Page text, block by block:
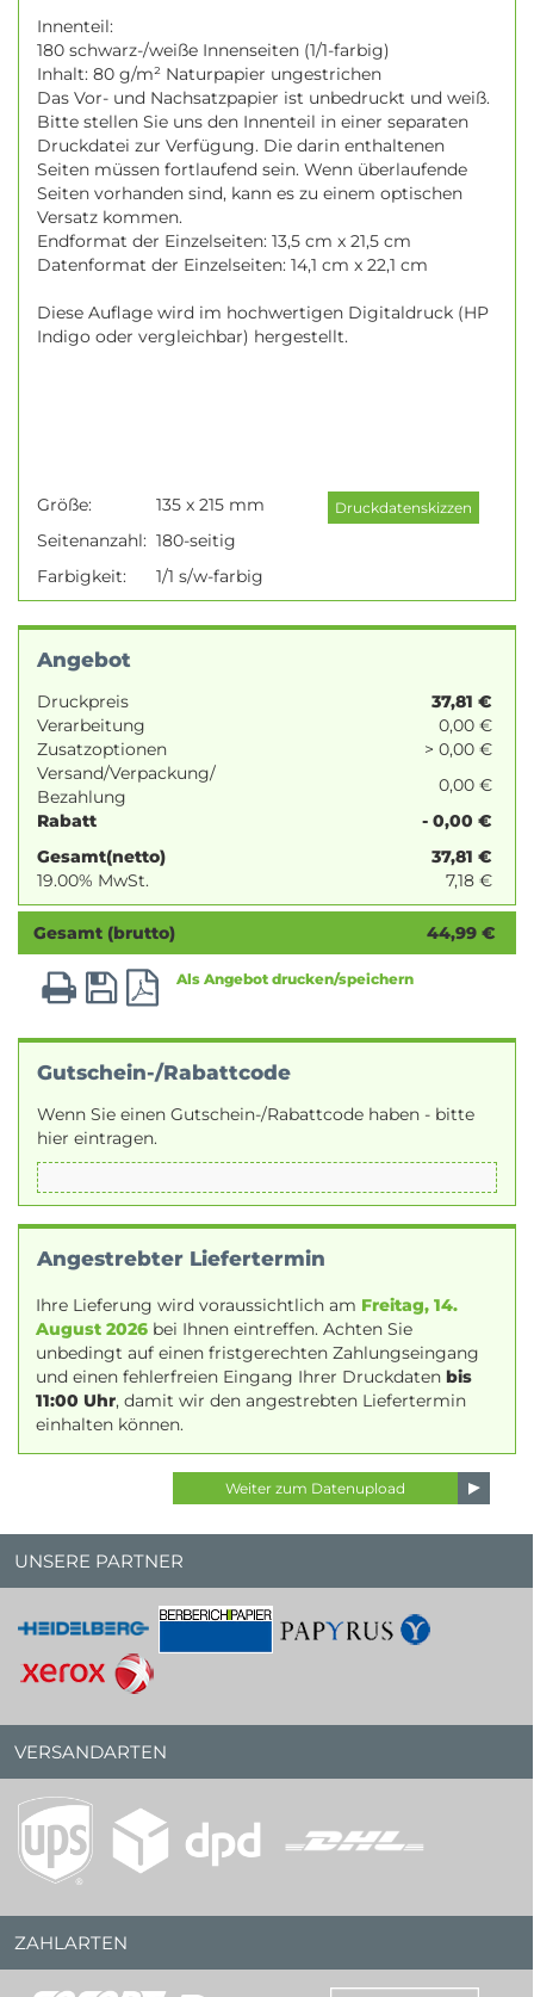
Innenteil:
180 schwarz-/weiße Innenseiten (1/1-farbig)
Inhalt: 80 g/m² Naturpapier ungestrichen
Das Vor- und Nachsatzpapier ist unbedruckt und weiß.
Bitte stellen Sie uns den Innenteil in einer separaten
Druckdatei zur Verfügung. Die darin enthaltenen
Seiten müssen fortlaufend sein. Wenn überlaufende
Seiten vorhanden sind, kann es zu einem optischen
Versatz kommen.
Endformat der Einzelseiten: 13,5 cm x 21,5 cm
Datenformat der Einzelseiten: 14,1 cm x 22,1 cm
Diese Auflage wird im hochwertigen Digitaldruck (HP
Indigo oder vergleichbar) hergestellt.
Größe:
135 x 215 mm
Seitenanzahl: 180-seitig
Farbigkeit:
1/1 s/w-farbig
Angebot
Druckpreis 37,81 €
Verarbeitung
0,00 €
Zusatzoptionen
> 0,00 €
Versand/Verpackung/
Bezahlung
0,00 €
Rabatt
- 0,00 €
Gesamt(netto)
37,81 €
19.00% MwSt.
7,18 €
Gesamt (brutto) 44,99 €
Als Angebot drucken/speichern
Gutschein-/Rabattcode
Wenn Sie einen Gutschein-/Rabattcode haben - bitte
hier eintragen.
Angestrebter Liefertermin
Ihre Lieferung wird voraussichtlich am Freitag, 14.
August 2026 bei Ihnen eintreffen. Achten Sie
unbedingt auf einen fristgerechten Zahlungseingang
und einen fehlerfreien Eingang Ihrer Druckdaten bis
11:00 Uhr, damit wir den angestrebten Liefertermin
einhalten können.
UNSERE PARTNER
VERSANDARTEN
ZAHLARTEN